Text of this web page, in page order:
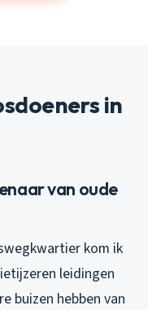
in
van oude
kom ik
leidingen
buizen hebben van